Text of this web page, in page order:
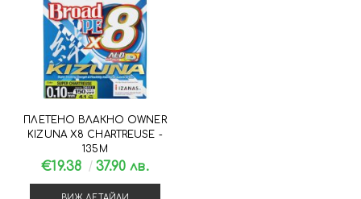
ПЛЕТЕНО ВЛАКНО OWNER
KIZUNA X8 CHARTREUSE -
135М
€19.38 37.90 лв.